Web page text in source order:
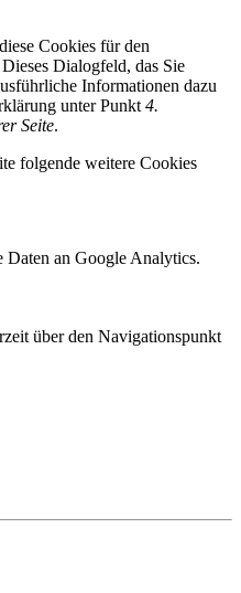
Cookies für den
Dialogfeld, das Sie
Informationen dazu
unter Punkt 4.
Seite.
folgende weitere Cookies
Daten an Google Analytics.
über den Navigationspunkt